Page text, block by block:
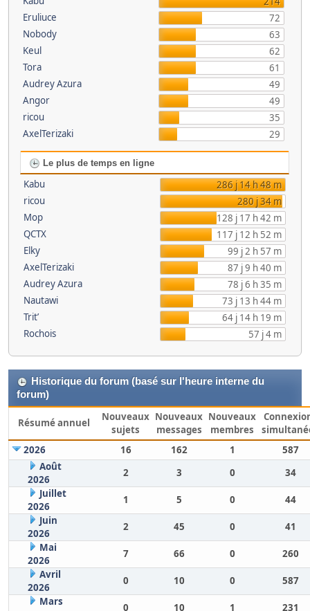
Eruliuce
72
Nobody
63
Keul
62
Tora
61
Audrey Azura
49
Angor
49
ricou
35
AxelTerizaki
29
Le plus de temps en ligne
Kabu
286 j 14 h 48 m
ricou
280 j 34 m
Mop
128 j 17 h 42 m
QCTX
117 j 12 h 52 m
Elky
99 j 2 h 57 m
AxelTerizaki
87 j 9 h 40 m
Audrey Azura
78 j 6 h 35 m
Nautawi
73 j 13 h 44 m
Trit’
64 j 14 h 19 m
Rochois
57 j 4 m
Historique du forum (basé sur l'heure interne du
forum)
Résumé annuel
Nouveaux
sujets
Nouveaux
messages
Nouveaux
membres
2026
16 162 1
587
Août
2026
2 3 0
34
Juillet
2026
1 5 0
44
Juin
2026
2 45 0
41
Mai
2026
7 66 0
260
Avril
2026
0 10 0
587
Mars
0 10 1 231